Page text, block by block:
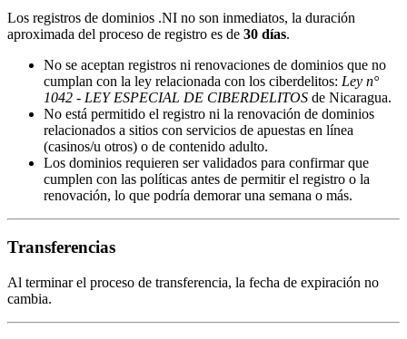
Los registros de dominios .NI no son inmediatos, la duración
aproximada del proceso de registro es de 30 días.
No se aceptan registros ni renovaciones de dominios que no
cumplan con la ley relacionada con los ciberdelitos: Ley n°
1042 - LEY ESPECIAL DE CIBERDELITOS de Nicaragua.
No está permitido el registro ni la renovación de dominios
relacionados a sitios con servicios de apuestas en línea
(casinos/u otros) o de contenido adulto.
Los dominios requieren ser validados para confirmar que
cumplen con las políticas antes de permitir el registro o la
renovación, lo que podría demorar una semana o más.
Transferencias
Al terminar el proceso de transferencia, la fecha de expiración no
cambia.